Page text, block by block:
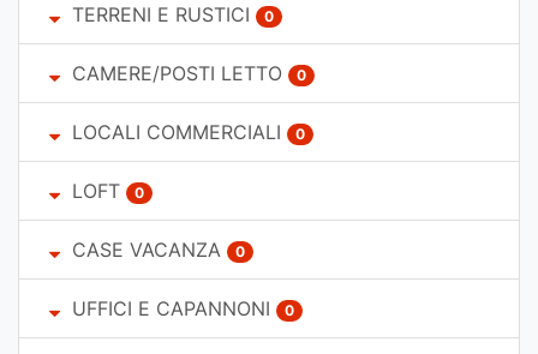
TERRENI E RUSTICI 0
CAMERE/POSTI LETTO 0
LOCALI COMMERCIALI 0
LOFT 0
CASE VACANZA 0
UFFICI E CAPANNONI 0